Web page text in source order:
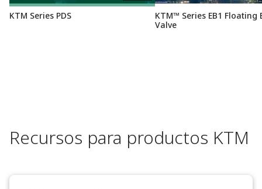
KTM Series PDS
KTM™ Series EB1 Floating
Valve
Recursos para productos KTM